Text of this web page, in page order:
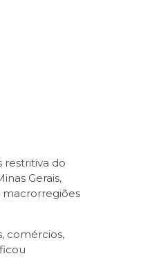
restritiva do
Gerais,
macrorregiões
comércios,